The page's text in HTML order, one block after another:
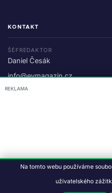
KONTAKT
ŠÉFREDAKTOR
Daniel Česák
info@evmagazin.cz
O nás
© 2026 EV Magazin.Podmínky a
Studiografix
REKLAMA
Na tomto webu používáme
uživatelského